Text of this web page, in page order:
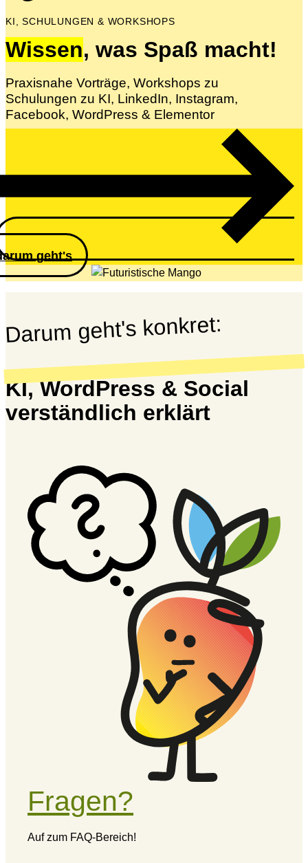
KI, SCHULUNGEN & WORKSHOPS
Wissen, was Spaß macht!
Praxisnahe Vorträge, Workshops zu
Schulungen zu KI, LinkedIn, Instagram,
Facebook, WordPress & Elementor
geht's
Darum geht's konkret:
KI, WordPress & Social
verständlich erklärt
Fragen?
Auf zum FAQ-Bereich!